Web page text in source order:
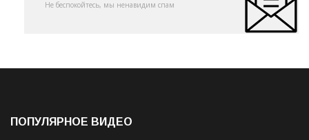
Не беспокойтесь, мы ненавидим спам
ПОПУЛЯРНОЕ ВИДЕО